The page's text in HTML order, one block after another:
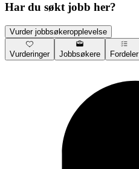
Har du søkt jobb her?
Vurder jobbsøkeropplevelse
Vurderinger Jobbsøkere Fordeler